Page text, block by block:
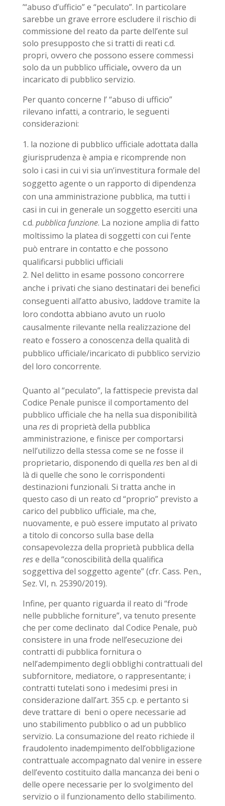
’“abuso d’ufficio” e “peculato”. In particolare
sarebbe un grave errore escludere il rischio di
commissione del reato da parte dell’ente sul
solo presupposto che si tratti di reati c.d.
propri, ovvero che possono essere commessi
solo da un pubblico ufficiale, ovvero da un
incaricato di pubblico servizio.
Per quanto concerne l’ “abuso di ufficio”
rilevano infatti, a contrario, le seguenti
considerazioni:
la nozione di pubblico ufficiale adottata dalla
giurisprudenza è ampia e ricomprende non
solo i casi in cui vi sia un’investitura formale del
soggetto agente o un rapporto di dipendenza
con una amministrazione pubblica, ma tutti i
casi in cui in generale un soggetto eserciti una
c.d. pubblica funzione. La nozione amplia di fatto
moltissimo la platea di soggetti con cui l’ente
può entrare in contatto e che possono
qualificarsi pubblici ufficiali
Nel delitto in esame possono concorrere
anche i privati che siano destinatari dei benefici
conseguenti all’atto abusivo, laddove tramite la
loro condotta abbiano avuto un ruolo
causalmente rilevante nella realizzazione del
reato e fossero a conoscenza della qualità di
pubblico ufficiale/incaricato di pubblico servizio
del loro concorrente.
Quanto al “peculato”, la fattispecie prevista dal
Codice Penale punisce il comportamento del
pubblico ufficiale che ha nella sua disponibilità
una resdi proprietà della pubblica
amministrazione, e finisce per comportarsi
nell’utilizzo della stessa come se ne fosse il
proprietario, disponendo di quella resben al di
là di quelle che sono le corrispondenti
destinazioni funzionali. Si tratta anche in
questo caso di un reato cd “proprio” previsto a
carico del pubblico ufficiale, ma che,
nuovamente, e può essere imputato al privato
a titolo di concorso sulla base della
consapevolezza della proprietà pubblica della
rese della “conoscibilità della qualifica
soggettiva del soggetto agente” (cfr. Cass. Pen.,
Sez. VI, n. 25390/2019).
Infine, per quanto riguarda il reato di “frode
nelle pubbliche forniture”, va tenuto presente
che per come declinato dal Codice Penale, può
consistere in una frode nell’esecuzione dei
contratti di pubblica fornitura o
nell’adempimento degli obblighi contrattuali del
subfornitore, mediatore, o rappresentante; i
contratti tutelati sono i medesimi presi in
considerazione dall’art. 355 c.p. e pertanto si
deve trattare di beni o opere necessarie ad
uno stabilimento pubblico o ad un pubblico
servizio. La consumazione del reato richiede il
fraudolento inadempimento dell’obbligazione
contrattuale accompagnato dal venire in essere
dell’evento costituito dalla mancanza dei beni o
delle opere necessarie per lo svolgimento del
servizio o il funzionamento dello stabilimento.